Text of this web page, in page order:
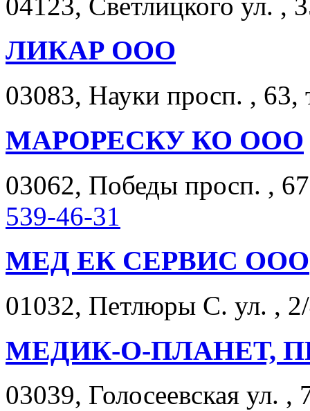
ЛИКАР ООО
03083, Науки просп. , 63,
МАРОРЕСКУ КО ООО
03062, Победы просп. ,
539-46-31
МЕД ЕК СЕРВИС ООО
01032, Петлюры С. ул. ,
МЕДИК-О-ПЛАНЕТ,
03039, Голосеевская ул.